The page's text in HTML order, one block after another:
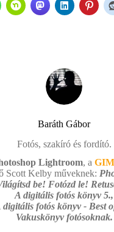
Baráth Gábor
Fotós, szakíró és fordító.
Lightroom, a
Scott Kelby műveknek:
be! Fotózd le!
A digitális fotós könyv 5.,
digitális fotós könyv - Best
Vakuskönyv fotósoknak.